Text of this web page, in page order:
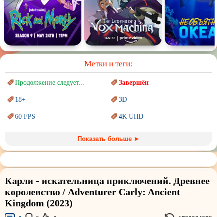
Метки и теги:
Продолжение следует... Завершён
18+ 3D
60 FPS 4K UHD
Marvel PIXAR
Sci-Fi (Научнаяфантастика) Trash (трэш) movies
Авангард иСюрреализм Ангелы и Демоны
Аниме
Показать больше ►
Карли - искательница приключений. Древнее
королевство / Adventurer Carly: Ancient
Kingdom (2023)